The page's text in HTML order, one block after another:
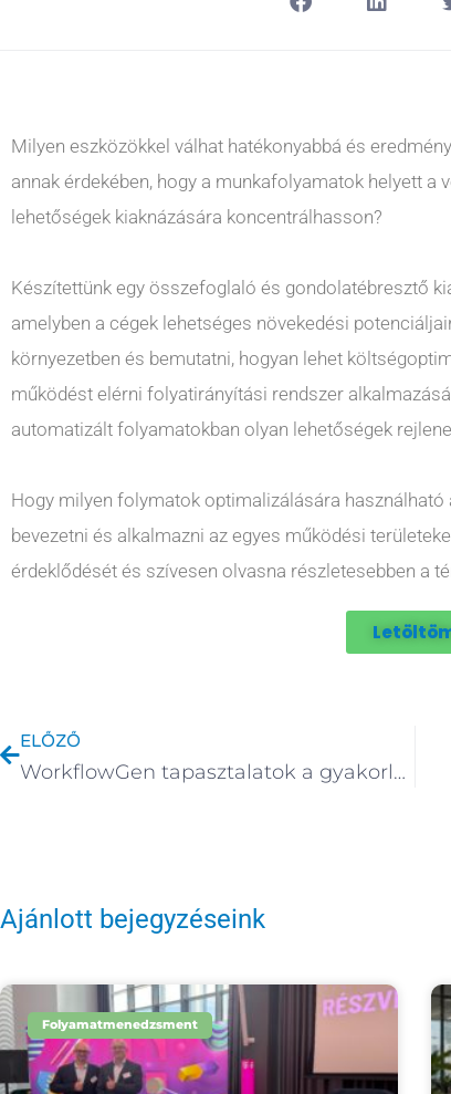
Milyen eszközökkel válhat hatékonyabbá és
annak érdekében, hogy a munkafolyamatok helyett
lehetőségek kiaknázására koncentrálhasson?
Készítettünk egy összefoglaló és gondolatébresztő
amelyben a cégek lehetséges növekedési
környezetben és bemutatni, hogyan lehet
működést elérni folyatirányítási rendszer
automatizált folyamatokban olyan lehetőségek
Hogy milyen folymatok optimalizálására
bevezetni és alkalmazni az egyes működési
érdeklődését és szívesen olvasna részletesebben a
ELŐZŐ
WorkflowGen tapasztalatok a gyakorlatban
Ajánlott bejegyzéseink
Folyamatmenedzsment